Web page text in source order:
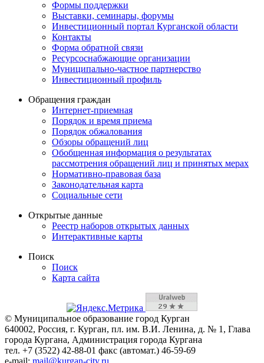
Формы поддержки
Выставки, семинары, форумы
Инвестиционный портал Курганской области
Контакты
Форма обратной связи
Ресурсоснабжающие организации
Муниципально-частное партнерство
Инвестиционный профиль
Обращения граждан
Интернет-приемная
Порядок и время приема
Порядок обжалования
Обзоры обращений лиц
Обобщенная информация о результатах
рассмотрения обращений лиц и принятых мерах
Нормативно-правовая база
Законодательная карта
Социальные сети
Открытые данные
Реестр наборов открытых данных
Интерактивные карты
Поиск
Поиск
Карта сайта
© Муниципальное образование город Курган
640002, Россия, г. Курган, пл. им. В.И. Ленина, д. № 1, Глава
города Кургана, Администрация города Кургана
тел. +7 (3522) 42-88-01 факс (автомат.) 46-59-69
e-mail: mail@kurgan-city.ru